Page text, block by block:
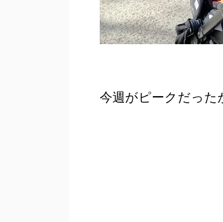
今週がピークだった